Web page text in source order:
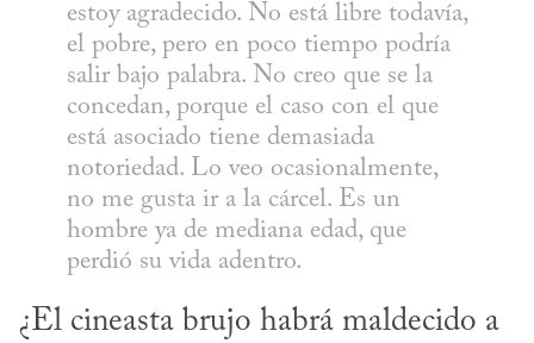
estoy agradecido. No está libre todavía,
el pobre, pero en poco tiempo podría
salir bajo palabra. No creo que se la
concedan, porque el caso con el que
está asociado tiene demasiada
notoriedad. Lo veo ocasionalmente,
no me gusta ir a la cárcel. Es un
hombre ya de mediana edad, que
perdió su vida adentro.
¿El cineasta brujo habrá maldecido a